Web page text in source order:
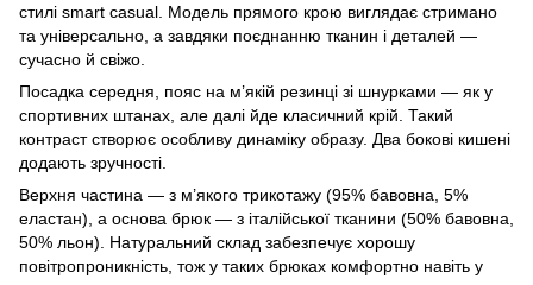
стилі smart casual. Модель прямого крою виглядає стримано
та універсально, а завдяки поєднанню тканин і деталей —
сучасно й свіжо.
Посадка середня, пояс на м’якій резинці зі шнурками — як у
спортивних штанах, але далі йде класичний крій. Такий
контраст створює особливу динаміку образу. Два бокові кишені
додають зручності.
Верхня частина — з м’якого трикотажу (95% бавовна, 5%
еластан), а основа брюк — з італійської тканини (50% бавовна,
50% льон). Натуральний склад забезпечує хорошу
повітропроникність, тож у таких брюках комфортно навіть у